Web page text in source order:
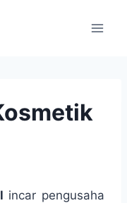
incar pengusaha